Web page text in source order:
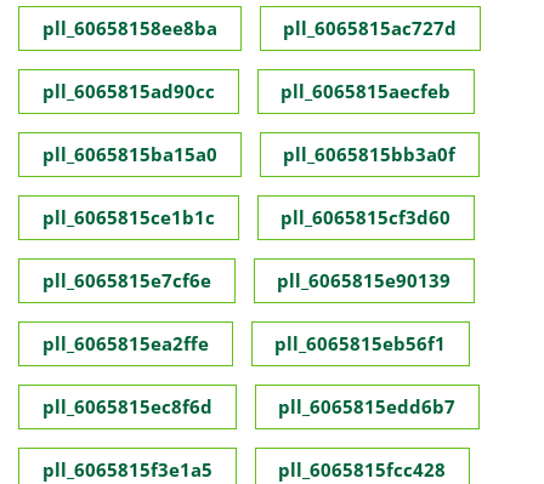
pll_60658158ee8ba pll_6065815ac727d
pll_6065815ad90cc pll_6065815aecfeb
pll_6065815ba15a0 pll_6065815bb3a0f
pll_6065815ce1b1c pll_6065815cf3d60
pll_6065815e7cf6e pll_6065815e90139
pll_6065815ea2ffe pll_6065815eb56f1
pll_6065815ec8f6d pll_6065815edd6b7
pll_6065815f3e1a5 pll_6065815fcc428